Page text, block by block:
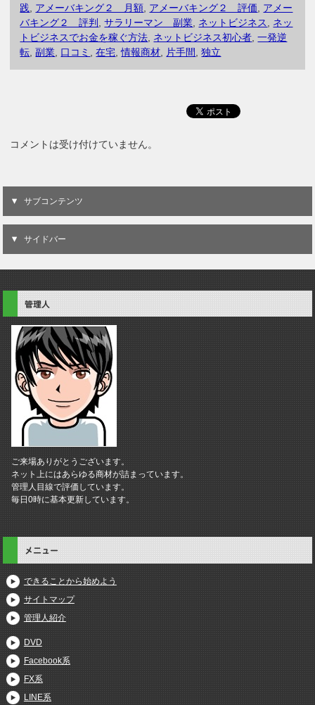
践, アメーバキング２ 月額, アメーバキング２ 評価, アメー
バキング２ 評判 ,サラリーマン 副業, ネットビジネス, ネッ
トビジネスでお金を稼ぐ方法, ネットビジネス初心者,一発逆
転,副業, 口コミ ,在宅,情報商材, 片手間,独立
コメントは受け付けていません。
サブコンテンツ
サイドバー
管理人
ご来場ありがとうございます。
ネット上にはあらゆる商材が詰まっています。
管理人目線で評価しています。
毎日0時に基本更新しています。
メニュー
できることから始めよう
サイトマップ
管理人紹介
DVD
Facebook系
FX系
LINE系